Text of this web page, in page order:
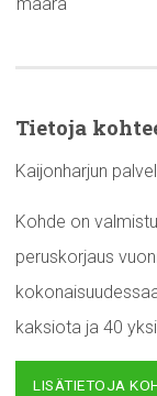
määrä
Tietoja
Kaijonharjun
Kohde on
peruskorjaus
kaksiota ja 40
LISÄTIETOJA